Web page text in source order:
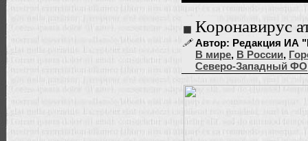
Коронавирус
Автор: Редакция ИА
В мире, В России,
Северо-Западный ФО